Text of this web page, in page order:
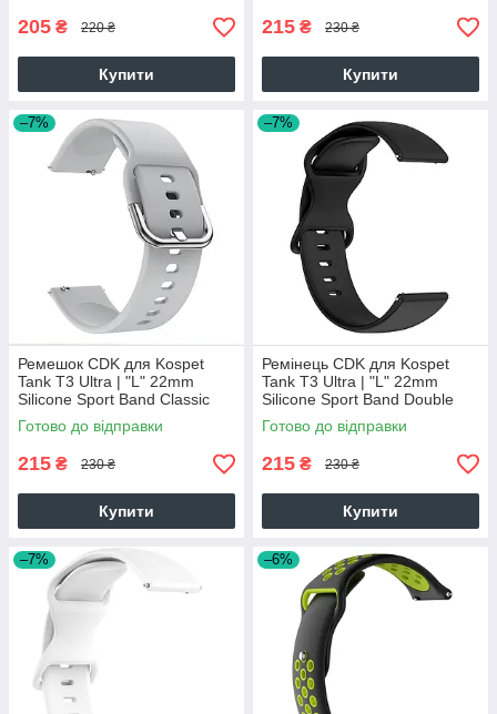
205 ₴ 220 ₴
Купити
215 ₴ 230 ₴
Купити
–7%
Ремешок CDK для Kospet
Tank T3 Ultra | "L" 22mm
Silicone Sport Band Classic
(011018) (grey)
Готово до відправки
215 ₴ 230 ₴
Купити
–7%
Ремінець CDK для Kospet
Tank T3 Ultra | "L" 22mm
Silicone Sport Band Double
Loop (023334) (black)
Готово до відправки
215 ₴ 230 ₴
Купити
–7% –6%